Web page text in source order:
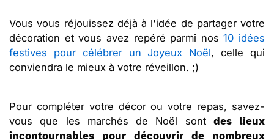
Vous vous réjouissez déjà à l'idée de partager votre
décoration et vous avez repéré parmi nos10 idées
festives pour célébrer un Joyeux Noël, celle qui
conviendra le mieux à votre réveillon. ;)
Pour compléter votre décor ou votre repas, savez-
vous que les marchés de Noël sont des lieux
incontournables pour découvrir de nombreux